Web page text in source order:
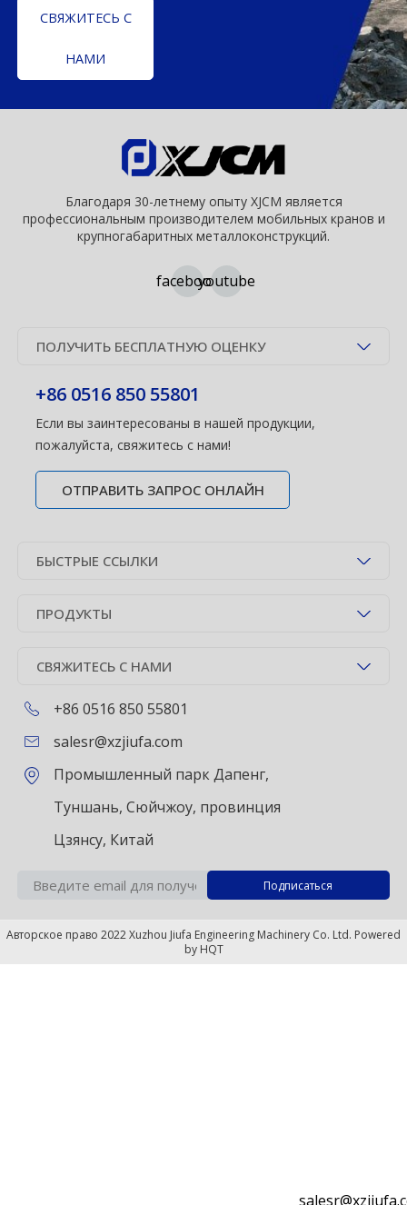
СВЯЖИТЕСЬ С
НАМИ
Благодаря 30-летнему опыту XJCM является
профессиональным производителем мобильных кранов и
крупногабаритных металлоконструкций.
facebookyoutube
ПОЛУЧИТЬ БЕСПЛАТНУЮ ОЦЕНКУ
+86 0516 850 55801
Если вы заинтересованы в нашей продукции,
пожалуйста, свяжитесь с нами!
ОТПРАВИТЬ ЗАПРОС ОНЛАЙН
БЫСТРЫЕ ССЫЛКИ
ПРОДУКТЫ
СВЯЖИТЕСЬ С НАМИ
+86 0516 850 55801
salesr@xzjiufa.com
Промышленный парк Дапенг,
Туншань, Сюйчжоу, провинция
Цзянсу, Китай
Авторское право 2022 Xuzhou Jiufa Engineering Machinery Co. Ltd. Powered
by HQT